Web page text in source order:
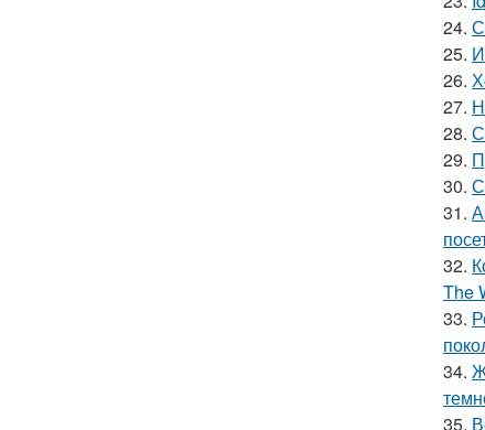
24.
25.
26.
27.
28.
29.
30.
31.
32.
The
33.
34.
35.